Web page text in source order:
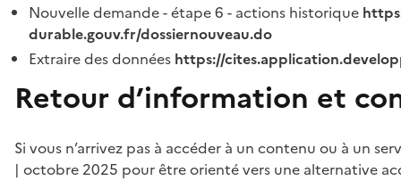
Nouvelle demande - étape 6 - actions historique
durable.gouv.fr/dossiernouveau.do
Extraire des données https://
Retour d’information et
Si vous n’arrivez pas à accéder à un contenu ou à un
| octobre 2025 pour être orienté vers une alternative